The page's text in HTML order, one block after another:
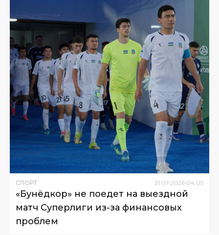
СПОРТ 31.07.2026 04:05
«Бунёдкор» не поедет на выездной
матч Суперлиги из-за финансовых
проблем